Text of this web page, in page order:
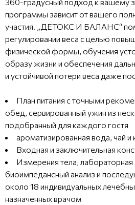
программы зависит от вашего
участия. „ДЕТОКС И БАЛАНС“
регулировании веса с целью
физической формы, обучения
образу жизни и обеспечения
и устойчивой потери веса даже
План питания с точными
обед, сервированный ужин из
подобранный для каждого гостя
ароматизированная вода, чай
Входная и заключительная
Измерения тела,
биоимпедансный анализ и
около 18 индивидуальных
назначенных врачом